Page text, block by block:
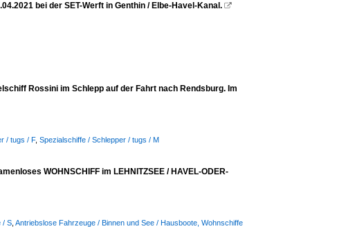
bei der SET-Werft in Genthin / Elbe-Havel-Kanal. 
Rossini im Schlepp auf der Fahrt nach Rendsburg. Im
/ tugs / F, Spezialschiffe / Schlepper / tugs / M
WOHNSCHIFF im LEHNITZSEE / HAVEL-ODER-
/ S Antriebslose Fahrzeuge / Binnen und See / Hausboote, Wohnschiffe